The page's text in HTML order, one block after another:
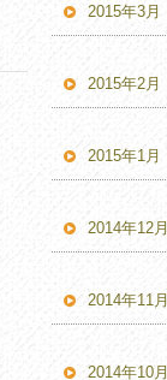
2015年3月
2015年2月
2015年1月
2014年12月
2014年11月
2014年10月